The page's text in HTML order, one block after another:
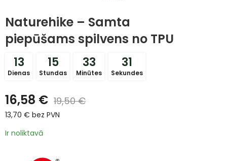
Naturehike – Samta
piepūšams spilvens no TPU
13
Dienas
15
Stundas
33
Minūtes
31
Sekundes
16,58 € 19,50€
13,70 € bez PVN
Ir noliktavā